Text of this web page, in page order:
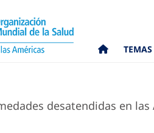
TEMAS
desatendidas en las